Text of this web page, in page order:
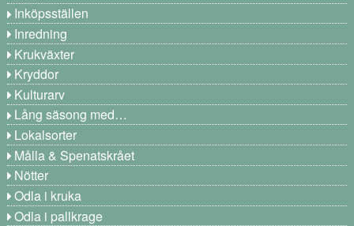
Inköpsställen
Inredning
Krukväxter
Kryddor
Kulturarv
Lång säsong med…
Lokalsorter
Målla & Spenatskrået
Nötter
Odla i kruka
Odla i pallkrage